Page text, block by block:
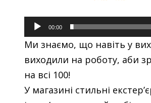
00:00
Ми знаємо, що навіть у
виходили на роботу, аби
на всі 100!
У магазині стильні